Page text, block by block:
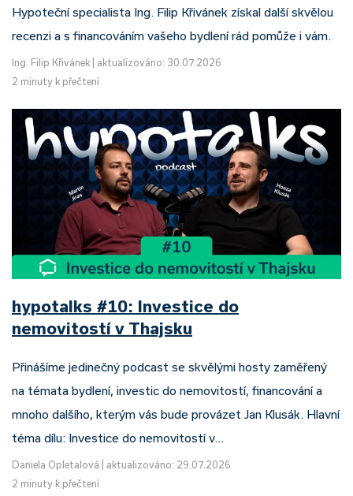
Hypoteční specialista Ing. Filip Křivánek získal další skvělou
recenzi a s financováním vašeho bydlení rád pomůže i vám.
Ing. Filip Křivánek
aktualizováno: 30.07.2026
2 minuty k přečtení
hypotalks #10: Investice do
nemovitostí v Thajsku
Přinášíme jedinečný podcast se skvělými hosty zaměřený
na témata bydlení, investic do nemovitostí, financování a
mnoho dalšího, kterým vás bude provázet Jan Klusák. Hlavní
téma dílu: Investice do nemovitostí v…
Daniela Opletalová
aktualizováno: 29.07.2026
2 minuty k přečtení